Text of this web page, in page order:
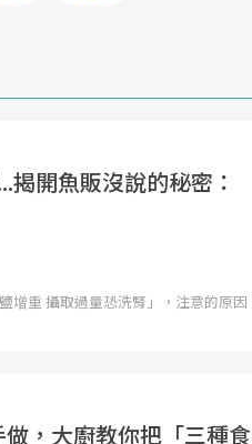
開魚販沒說的秘密：
增重 攝取過量恐洗腎」，注意的原因
，大廚教你把「三種食